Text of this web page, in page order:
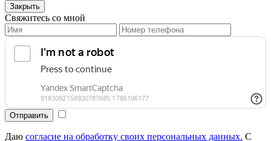
Закрыть
Свяжитесь со мной
Даю согласие на обработку своих персональных данных. С